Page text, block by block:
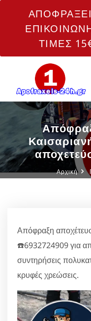
ΤΙΜΕΣ
Αρχική
Απόφραξη
☎️6932724909 για
συντηρήσεις
κρυφές χρεώσεις.